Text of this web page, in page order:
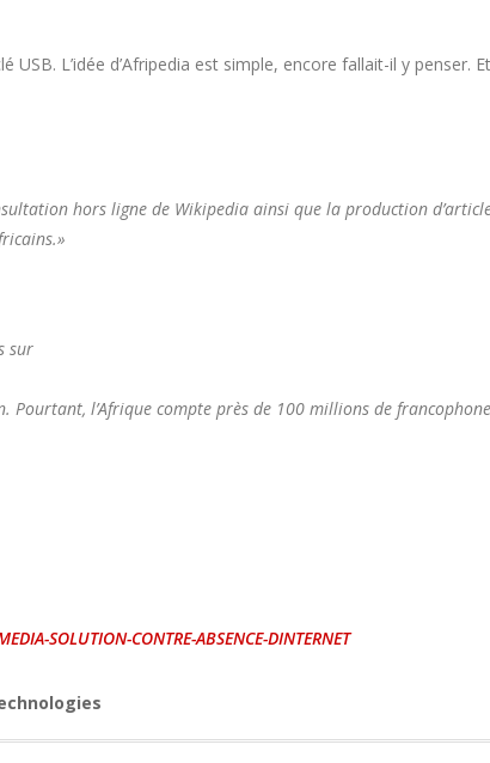
L’idée d’Afripedia est simple, encore fallait-il y penser.
hors ligne de Wikipedia ainsi que la production
sur
Pourtant, l’Afrique compte près de 100 millions de
SOLUTION-CONTRE-ABSENCE-DINTERNET